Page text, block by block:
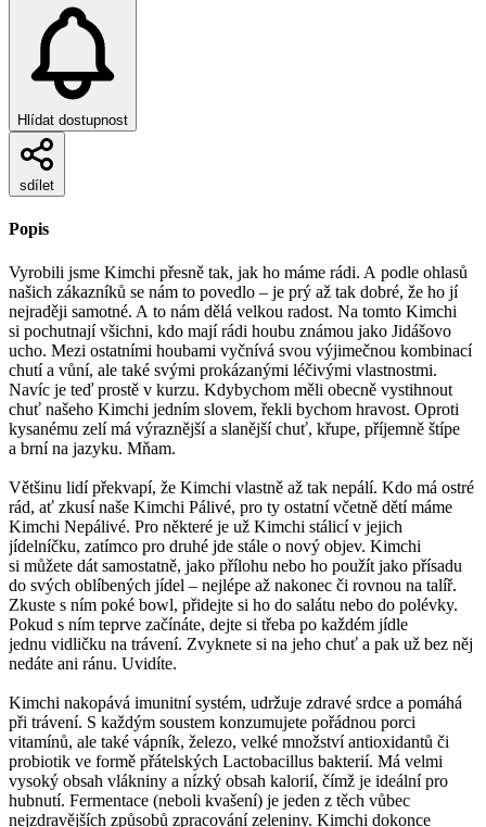
Hlídat dostupnost
sdílet
Popis
Vyrobili jsme Kimchi přesně tak, jak ho máme rádi. A podle ohlasů
našich zákazníků se nám to povedlo – je prý až tak dobré, že ho jí
nejraději samotné. A to nám dělá velkou radost. Na tomto Kimchi
si pochutnají všichni, kdo mají rádi houbu známou jako Jidášovo
ucho. Mezi ostatními houbami vyčnívá svou výjimečnou kombinací
chutí a vůní, ale také svými prokázanými léčivými vlastnostmi.
Navíc je teď prostě v kurzu. Kdybychom měli obecně vystihnout
chuť našeho Kimchi jedním slovem, řekli bychom hravost. Oproti
kysanému zelí má výraznější a slanější chuť, křupe, příjemně štípe
a brní na jazyku. Mňam.
Většinu lidí překvapí, že Kimchi vlastně až tak nepálí. Kdo má ostré
rád, ať zkusí naše Kimchi Pálivé, pro ty ostatní včetně dětí máme
Kimchi Nepálivé. Pro některé je už Kimchi stálicí v jejich
jídelníčku, zatímco pro druhé jde stále o nový objev. Kimchi
si můžete dát samostatně, jako přílohu nebo ho použít jako přísadu
do svých oblíbených jídel – nejlépe až nakonec či rovnou na talíř.
Zkuste s ním poké bowl, přidejte si ho do salátu nebo do polévky.
Pokud s ním teprve začínáte, dejte si třeba po každém jídle
jednu vidličku na trávení. Zvyknete si na jeho chuť a pak už bez něj
nedáte ani ránu. Uvidíte.
Kimchi nakopává imunitní systém, udržuje zdravé srdce a pomáhá
při trávení. S každým soustem konzumujete pořádnou porci
vitamínů, ale také vápník, železo, velké množství antioxidantů či
probiotik ve formě přátelských Lactobacillus bakterií. Má velmi
vysoký obsah vlákniny a nízký obsah kalorií, čímž je ideální pro
hubnutí. Fermentace (neboli kvašení) je jeden z těch vůbec
nejzdravějších způsobů zpracování zeleniny. Kimchi dokonce